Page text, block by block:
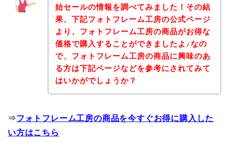
始セールの情報を調べてみました！その結
果、下記フォトフレーム工房の公式ページ
より、フォトフレーム工房の商品がお得な
価格で購入することができましたよ♪なの
で、フォトフレーム工房の商品に興味のあ
る方は下記ページなどを参考にされてみて
はいかがでしょうか？
⇒フォトフレーム工房の商品を今すぐお得に購入した
い方はこちら